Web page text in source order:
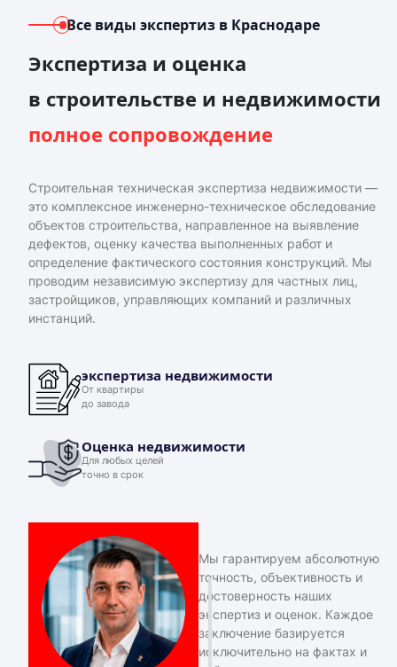
Все виды экспертиз в Краснодаре
Экспертиза и оценка
в строительстве и недвижимости
полное сопровождение
Строительная техническая экспертиза недвижимости —
это комплексное инженерно-техническое обследование
объектов строительства, направленное на выявление
дефектов, оценку качества выполненных работ и
определение фактического состояния конструкций. Мы
проводим независимую экспертизу для частных лиц,
застройщиков, управляющих компаний и различных
инстанций.
экспертиза недвижимости
От квартиры
до завода
Оценка недвижимости
Для любых целей
точно в срок
Мы гарантируем абсолютную
точность, объективность и
достоверность наших
экспертиз и оценок. Каждое
заключение базируется
исключительно на фактах и